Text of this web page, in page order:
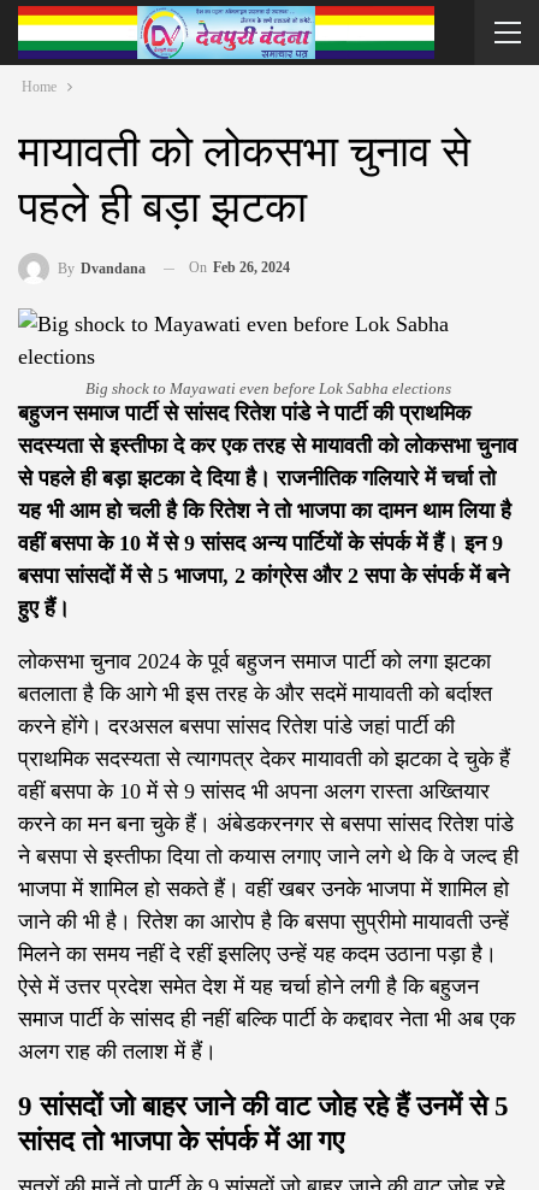
Home
मायावती को लोकसभा चुनाव से
पहले ही बड़ा झटका
By Dvandana On Feb 26, 2024
Big shock to Mayawati even before Lok Sabha elections
बहुजन समाज पार्टी से सांसद रितेश पांडे ने पार्टी की प्राथमिक
सदस्यता से इस्तीफा दे कर एक तरह से मायावती को लोकसभा चुनाव
से पहले ही बड़ा झटका दे दिया है। राजनीतिक गलियारे में चर्चा तो
यह भी आम हो चली है कि रितेश ने तो भाजपा का दामन थाम लिया है
वहीं बसपा के 10 में से 9 सांसद अन्य पार्टियों के संपर्क में हैं। इन 9
बसपा सांसदों में से 5 भाजपा, 2 कांग्रेस और 2 सपा के संपर्क में बने
हुए हैं।
लोकसभा चुनाव 2024 के पूर्व बहुजन समाज पार्टी को लगा झटका
बतलाता है कि आगे भी इस तरह के और सदमें मायावती को बर्दाश्त
करने होंगे। दरअसल बसपा सांसद रितेश पांडे जहां पार्टी की
प्राथमिक सदस्यता से त्यागपत्र देकर मायावती को झटका दे चुके हैं
वहीं बसपा के 10 में से 9 सांसद भी अपना अलग रास्ता अख्तियार
करने का मन बना चुके हैं। अंबेडकरनगर से बसपा सांसद रितेश पांडे
ने बसपा से इस्तीफा दिया तो कयास लगाए जाने लगे थे कि वे जल्द ही
भाजपा में शामिल हो सकते हैं। वहीं खबर उनके भाजपा में शामिल हो
जाने की भी है। रितेश का आरोप है कि बसपा सुप्रीमो मायावती उन्हें
मिलने का समय नहीं दे रहीं इसलिए उन्हें यह कदम उठाना पड़ा है।
ऐसे में उत्तर प्रदेश समेत देश में यह चर्चा होने लगी है कि बहुजन
समाज पार्टी के सांसद ही नहीं बल्कि पार्टी के कद्दावर नेता भी अब एक
अलग राह की तलाश में हैं।
9 सांसदों जो बाहर जाने की वाट जोह रहे हैं उनमें से 5
सांसद तो भाजपा के संपर्क में आ गए